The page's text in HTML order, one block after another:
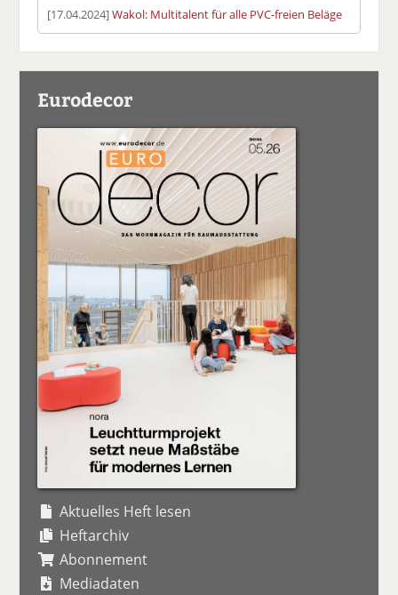
[17.04.2024]Wakol: Multitalent für alle PVC-freien Beläge
Eurodecor
Aktuelles Heft lesen
Heftarchiv
Abonnement
Mediadaten